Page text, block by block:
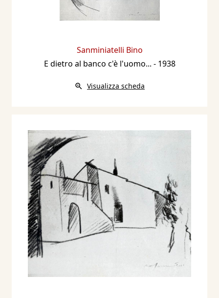
Sanminiatelli Bino
E dietro al banco c'è l'uomo... - 1938
Visualizza scheda